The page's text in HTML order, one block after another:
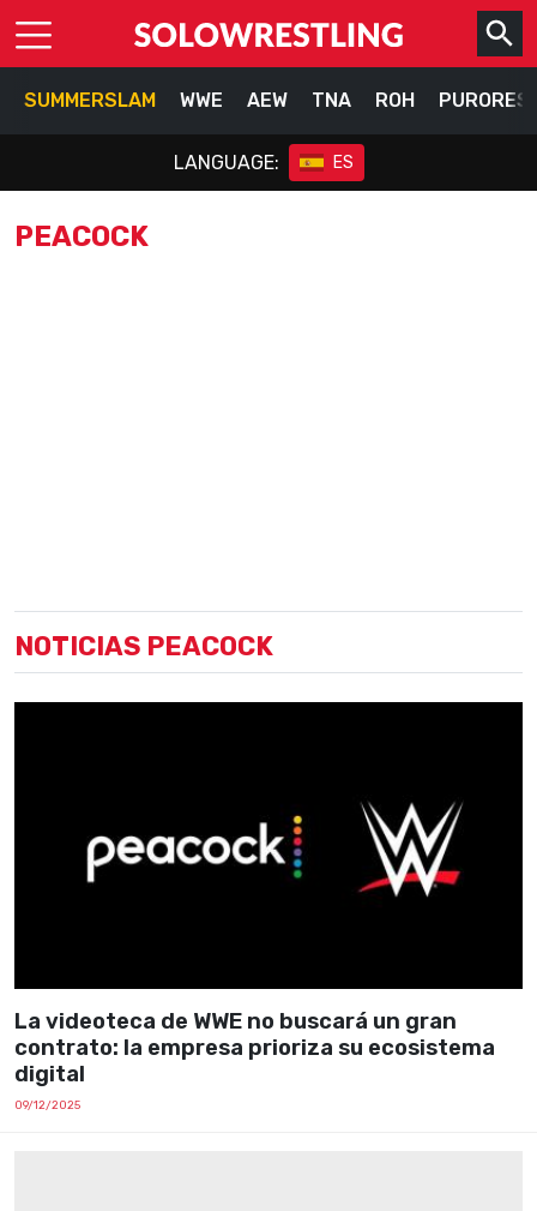
SUMMERSLAM WWE AEW TNA ROH
LANGUAGE: ES
PEACOCK
NOTICIAS PEACOCK
La videoteca de WWE no buscará un gran
contrato: la empresa prioriza su ecosistema
digital
09/12/2025